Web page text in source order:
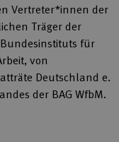
Vertreter*innen der
Träger der
für
von
Deutschland e.
der BAG WfbM.